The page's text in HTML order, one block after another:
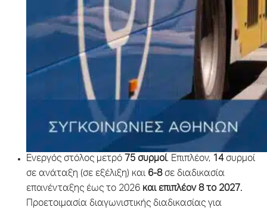
Ενεργός στόλος μετρό 75 συρμοί. Επιπλέον, 14συρμοί
σε ανάταξη (σε εξέλιξη) και 6-8σε διαδικασία
επανένταξης έως το 2026 και επιπλέον 8 το 2027.
Προετοιμασία διαγωνιστικής διαδικασίας για